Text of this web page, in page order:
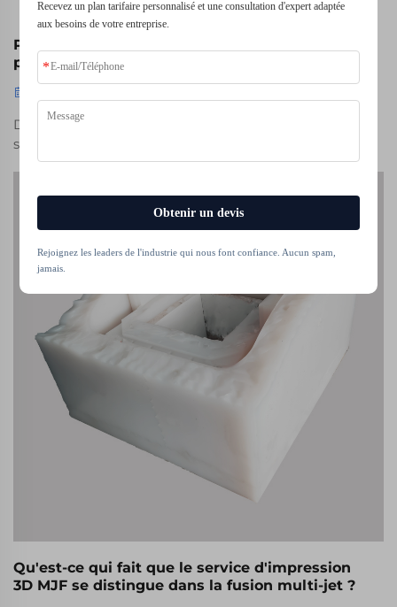
Pour le moulage sous vide, quels sont les
principaux avantages par rapport aux autres
méthodes de fonderie ?
Découvrez la précision et la polyvalence du moulage
sous vide, une technique de fabrication innovante
adaptée à la production en petites séries, aux
complexes dans des secteurs tels que l'automobile et
les dispositifs médicaux. Découvrez comment le
des solutions coûteuses efficaces par rapport aux
Qu'est-ce qui fait que le service d'impression
3D MJF se distingue dans la fusion multi-jet ?
Recevez un plan tarifaire personnalisé et une consultation d'expert adaptée
aux besoins de votre entreprise.
Obtenir un devis
Rejoignez les leaders de l'industrie qui nous font confiance. Aucun spam,
jamais.